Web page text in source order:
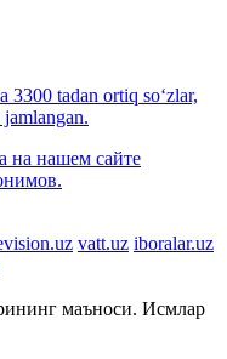
3300 tadan ortiq so‘zlar,
на нашем сайте
vatt.uz iboralar.uz
маъноси. Исмлар